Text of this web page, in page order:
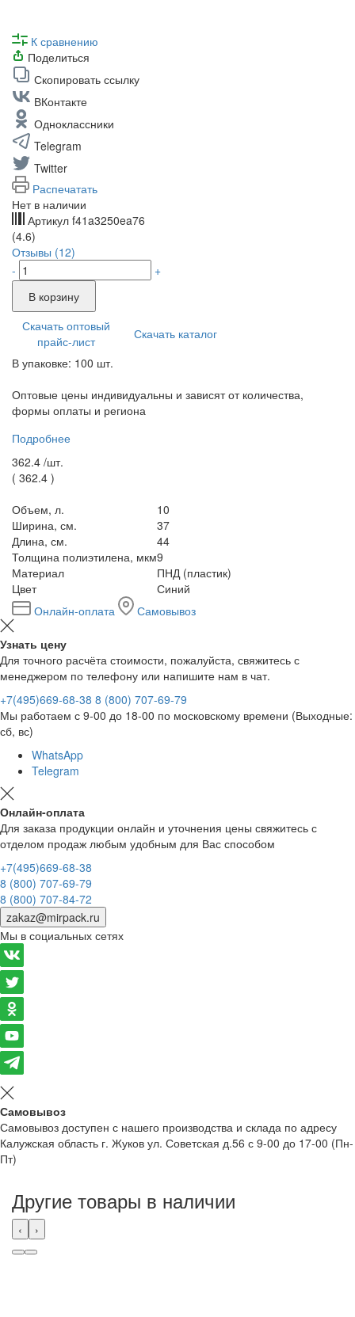
К сравнению
Поделиться
Скопировать ссылку
ВКонтакте
Одноклассники
Telegram
Twitter
Распечатать
Нет в наличии
Артикул f41a3250ea76
(4.6)
Отзывы (12)
-
+
В корзину
Скачать оптовый
прайс-лист
Скачать каталог
В упаковке: 100 шт.
Оптовые цены индивидуальны и зависят от количества,
формы оплаты и региона
Подробнее
362.4 /шт.
( 362.4 )
Объем, л.
10
Ширина, см.
37
Длина, см.
44
Толщина полиэтилена, мкм9
Материал
ПНД (пластик)
Цвет
Синий
Онлайн-оплата
Самовывоз
Узнать цену
Для точного расчёта стоимости, пожалуйста, свяжитесь с
менеджером по телефону или напишите нам в чат.
+7(495)669-68-38 8 (800) 707-69-79
Мы работаем с 9-00 до 18-00 по московскому времени (Выходные:
сб, вс)
WhatsApp
Telegram
Онлайн-оплата
Для заказа продукции онлайн и уточнения цены свяжитесь с
отделом продаж любым удобным для Вас способом
+7(495)669-68-38
8 (800) 707-69-79
8 (800) 707-84-72
zakaz@mirpack.ru
Мы в социальных сетях
Самовывоз
Самовывоз доступен с нашего производства и склада по адресу
Калужская область г. Жуков ул. Советская д.56 с 9-00 до 17-00 (Пн-
Пт)
Другие товары в наличии
‹ ›